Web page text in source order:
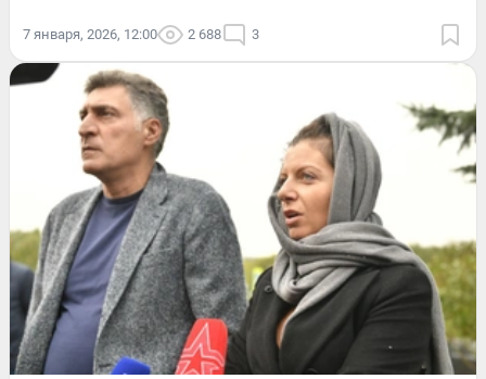
7 января, 2026, 12:00 2 688 3